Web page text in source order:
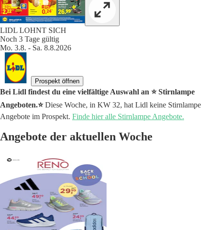
LIDL LOHNT SICH
Noch 3 Tage gültig
Mo. 3.8. - Sa. 8.8.2026
Prospekt öffnen
Bei Lidl findest du eine vielfältige Auswahl an ⭐️ Stirnlampe
Angeboten.⭐️Diese Woche, in KW 32, hat Lidl keine Stirnlampe
Angebote im Prospekt. Finde hier alle Stirnlampe Angebote.
Angebote der aktuellen Woche